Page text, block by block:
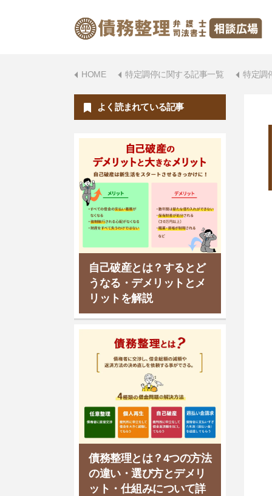
HOME 特定調停に関する記事一覧 特定調
よく読まれている記事
自己破産とは？するとど
うなる・デメリットとメ
リットを解説
債務整理とは？4つの方法
の違い・選び方とデメリ
ット・仕組みについて詳